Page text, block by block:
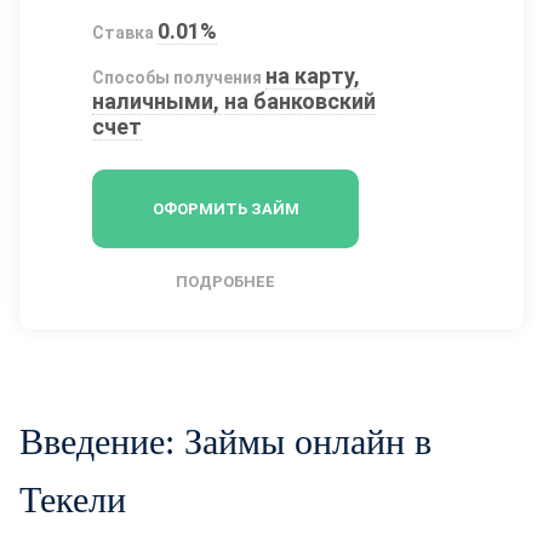
Ставка 0.01%
Способы получения на карту,
наличными, на банковский
счет
ОФОРМИТЬ ЗАЙМ
ПОДРОБНЕЕ
Введение: Займы онлайн в
Текели